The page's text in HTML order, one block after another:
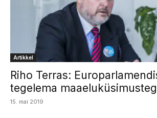
Artikkel
Riho Terras:
tegelema
15. mai 2019